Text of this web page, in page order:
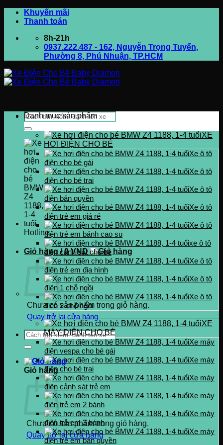
qua
dung
Khuyến mãi
Thanh toán
8h-21h
0937.222.487 - 162, Nguyễn Trọng Tuyển,
Phường 8, Phú Nhuận, TP.HCM
Tìm
kiếm:
Hotline
0937.222.487
Giỏ hàng /0VND
Chưa có sản phẩm trong giỏ hàng.
Quay trở lại cửa hàng
Tìm
kiếm:
Giỏ hàng
Chưa có sản phẩm trong giỏ hàng.
Quay trở lại cửa hàng
Danh mục sản phẩm
XE
HƠI ĐIỆN CHO BÉ
Xe ô tô
điện cho bé gái
Xe ô tô
điện cho bé trai
Xe ô tô
điện bản quyền
Xe ô tô
điện trẻ em giá rẻ
Xe ô tô
điện trẻ em bánh cao su
xe ô tô
điện cảnh sát cho bé
Xe ô tô
điện trẻ em địa hình
Xe ô tô
điện 1 chỗ ngồi
Xe ô tô
điện 2 chỗ ngồi
XE
MÁY ĐIỆN CHO BÉ
Xe máy
điện vespa cho bé gái
Xe máy
điện cho bé trai
Xe máy
điện cảnh sát trẻ em
Xe máy
điện trẻ em 2 bánh
Xe máy
điện trẻ em 3 bánh
Xe máy
điện trẻ em bản quyền